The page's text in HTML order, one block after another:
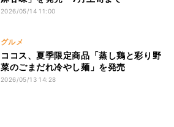
2026/05/14 11:00
グルメ
ココス、夏季限定商品「蒸し鶏と彩り野
菜のごまだれ冷やし麺」を発売
2026/05/13 14:28